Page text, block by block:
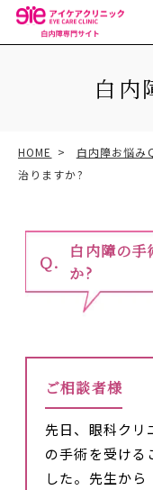
白内
HOME 白内障お悩み
治りますか?
白内障の手
か?
ご相談者様
先日、眼科クリ
の手術を受ける
した。先生から